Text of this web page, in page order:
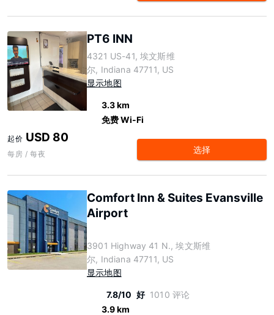
PT6 INN
4321 US-41, 埃文斯维
尔, Indiana 47711, US
显示地图
3.3 km
免费 Wi-Fi
起价 USD 80
每房 / 每夜 选择
Comfort Inn & Suites Evansville
Airport
3901 Highway 41 N., 埃文斯维
尔, Indiana 47711, US
显示地图
7.8/10 好 1010 评论
3.9 km